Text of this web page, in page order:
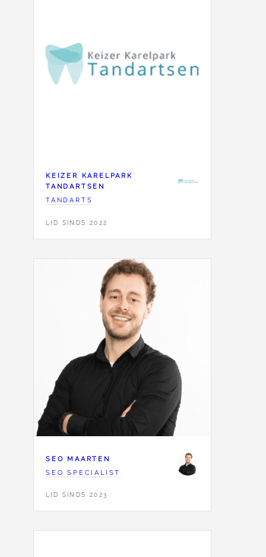
KEIZER KARELPARK
TANDARTSEN
TANDARTS
LID SINDS 2022
SEO MAARTEN
SEO SPECIALIST
LID SINDS 2023